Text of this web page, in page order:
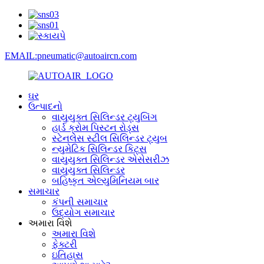
EMAIL:pneumatic@autoaircn.com
ઘર
ઉત્પાદનો
વાયુયુક્ત સિલિન્ડર ટ્યુબિંગ
હાર્ડ ક્રોમ પિસ્ટન રોડ્સ
સ્ટેનલેસ સ્ટીલ સિલિન્ડર ટ્યુબ
ન્યુમેટિક સિલિન્ડર કિટ્સ
વાયુયુક્ત સિલિન્ડર એસેસરીઝ
વાયુયુક્ત સિલિન્ડર
બહિષ્કૃત એલ્યુમિનિયમ બાર
સમાચાર
કંપની સમાચાર
ઉદ્યોગ સમાચાર
અમારા વિશે
અમારા વિશે
ફેક્ટરી
ઇતિહાસ